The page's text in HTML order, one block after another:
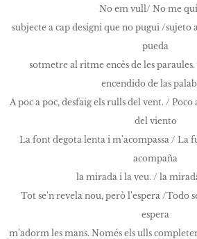
No em vull/ No me
subjecte a cap designi que no pugui /sujeto
pueda
sotmetre al ritme encès de les
encendido de las
A poc a poc, desfaig els rulls del vent. / Poco
del viento
La font degota lenta i m'acompassa / La
acompaña
la mirada i la veu. / la
Tot se'n revela nou, però l'espera /Todo
espera
m'adorm les mans. Només els ulls